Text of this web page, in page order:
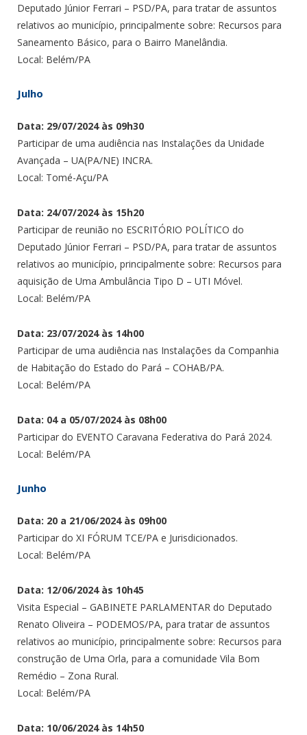
Deputado Júnior Ferrari – PSD/PA, para tratar de assuntos
relativos ao município, principalmente sobre: Recursos para
Saneamento Básico, para o Bairro Manelândia.
Local: Belém/PA
Julho
Data: 29/07/2024 às 09h30
Participar de uma audiência nas Instalações da Unidade
Avançada – UA(PA/NE) INCRA.
Local: Tomé-Açu/PA
Data: 24/07/2024 às 15h20
Participar de reunião no ESCRITÓRIO POLÍTICO do
Deputado Júnior Ferrari – PSD/PA, para tratar de assuntos
relativos ao município, principalmente sobre: Recursos para
aquisição de Uma Ambulância Tipo D – UTI Móvel.
Local: Belém/PA
Data: 23/07/2024 às 14h00
Participar de uma audiência nas Instalações da Companhia
de Habitação do Estado do Pará – COHAB/PA.
Local: Belém/PA
Data: 04 a 05/07/2024 às 08h00
Participar do EVENTO Caravana Federativa do Pará 2024.
Local: Belém/PA
Junho
Data: 20 a 21/06/2024 às 09h00
Participar do XI FÓRUM TCE/PA e Jurisdicionados.
Local: Belém/PA
Data: 12/06/2024 às 10h45
Visita Especial – GABINETE PARLAMENTAR do Deputado
Renato Oliveira – PODEMOS/PA, para tratar de assuntos
relativos ao município, principalmente sobre: Recursos para
construção de Uma Orla, para a comunidade Vila Bom
Remédio – Zona Rural.
Local: Belém/PA
Data: 10/06/2024 às 14h50